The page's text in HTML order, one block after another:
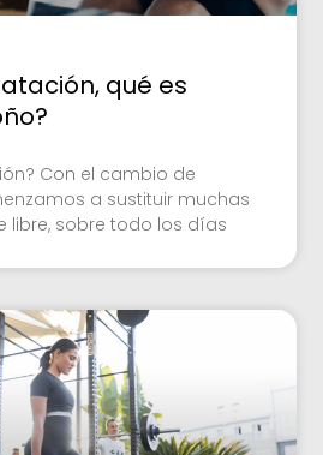
qué es
Con el cambio de
a sustituir muchas
libre, sobre todo los días